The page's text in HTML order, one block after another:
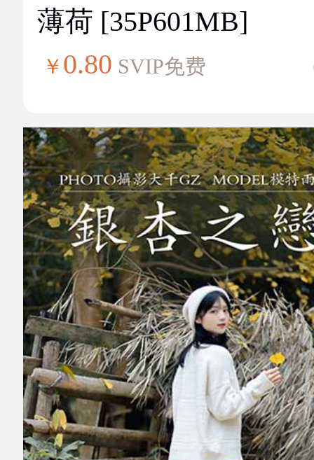
薄荷 [35P601MB]
￥ 0.80 SVIP免费